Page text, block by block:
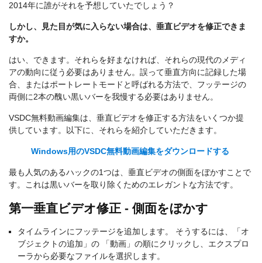
2014年に誰がそれを予想していたでしょう？
しかし、見た目が気に入らない場合は、垂直ビデオを修正できま
すか。
はい、できます。それらを好まなければ、それらの現代のメディ
アの動向に従う必要はありません。誤って垂直方向に記録した場
合、またはポートレートモードと呼ばれる方法で、フッテージの
両側に2本の醜い黒いバーを我慢する必要はありません。
VSDC無料動画編集は、垂直ビデオを修正する方法をいくつか提
供しています。以下に、それらを紹介していただきます。
Windows用のVSDC無料動画編集をダウンロードする
最も人気のあるハックの1つは、垂直ビデオの側面をぼかすことで
す。これは黒いバーを取り除くためのエレガントな方法です。
第一垂直ビデオ修正 - 側面をぼかす
タイムラインにフッテージを追加します。 そうするには、「オ
ブジェクトの追加」の 「動画」の順にクリックし、エクスプロ
ーラから必要なファイルを選択します。